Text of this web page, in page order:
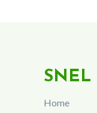
SNEL
Home